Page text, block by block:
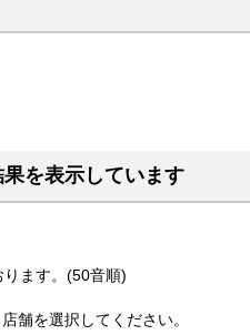
を表示しています
ます。(50音順)
舗を選択してください。